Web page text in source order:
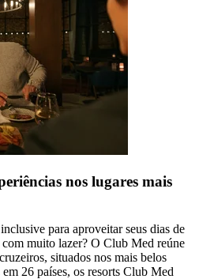
nos lugares mais
para aproveitar seus dias de
com muito lazer? O Club Med reúne
situados nos mais belos
26 países, os resorts Club Med